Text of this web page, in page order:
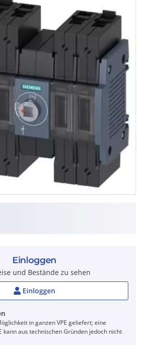
Einloggen
und Bestände zu sehen
Einloggen
in ganzen VPE geliefert; eine
kann aus technischen Gründen jedoch nicht